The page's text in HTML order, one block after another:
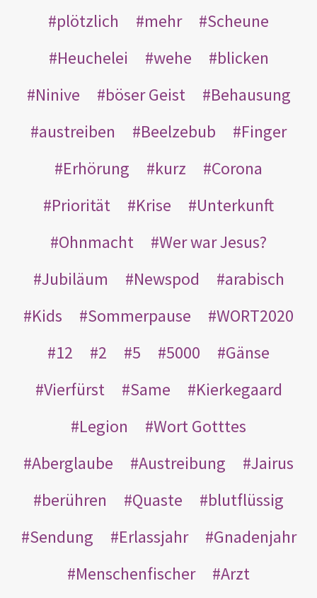
plötzlich mehr
Scheune
Heuchelei
wehe
blicken
Ninive
böser Geist
Behausung
austreiben
Beelzebub
Finger
Erhörung
kurz
Corona
Priorität
Krise
Unterkunft
Ohnmacht
Wer war Jesus?
Jubiläum
Newspod
arabisch
Kids
Sommerpause
WORT2020
12
2 5 5000
Gänse
Vierfürst
Same
Kierkegaard
Legion
Wort Gotttes
Aberglaube
Austreibung
Jairus
berühren
Quaste
blutflüssig
Sendung
Erlassjahr
Gnadenjahr
Menschenfischer
Arzt